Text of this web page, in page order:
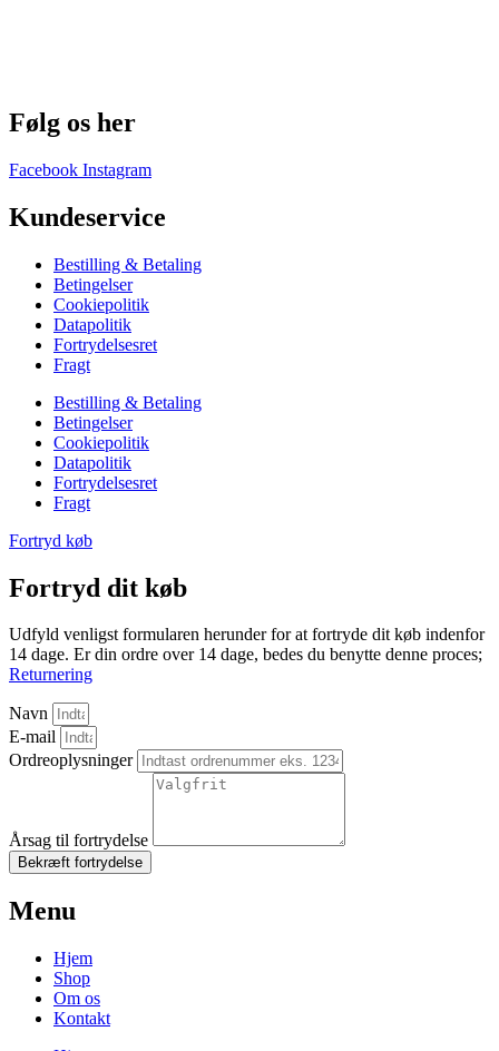
Følg os her
Facebook Instagram
Kundeservice
Bestilling & Betaling
Betingelser
Cookiepolitik
Datapolitik
Fortrydelsesret
Fragt
Bestilling & Betaling
Betingelser
Cookiepolitik
Datapolitik
Fortrydelsesret
Fragt
Fortryd køb
Fortryd dit køb
Udfyld venligst formularen herunder for at fortryde dit køb indenfor
14 dage. Er din ordre over 14 dage, bedes du benytte denne proces;
Returnering
Navn
E-mail
Ordreoplysninger
Årsag til fortrydelse
Bekræft fortrydelse
Menu
Hjem
Shop
Om os
Kontakt